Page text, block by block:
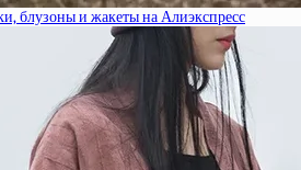
блузоны и жакеты на Алиэкспресс